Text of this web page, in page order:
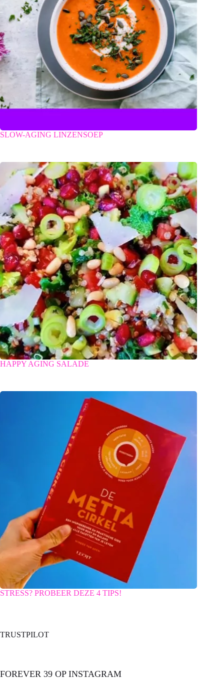
SLOW-AGING LINZENSOEP
HAPPY AGING SALADE
STRESS? PROBEER DEZE 4 TIPS!
TRUSTPILOT
FOREVER 39 OP INSTAGRAM